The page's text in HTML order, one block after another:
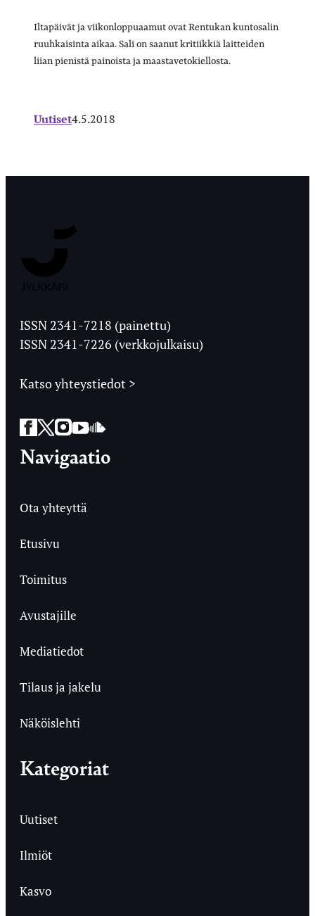
Iltapäivät ja viikonloppuaamut ovat Rentukan kuntosalin
ruuhkaisinta aikaa. Sali on saanut kritiikkiä laitteiden
liian pienistä painoista ja maastavetokiellosta.
Uutiset4.5.2018
Ylioppilaslehti
ISSN 2341-7218 (painettu)
ISSN 2341-7226 (verkkojulkaisu)
Katso yhteystiedot >
Facebook
Twitter
Instagram
YouTube
SoundCloud
Navigaatio
Ota yhteyttä
Etusivu
Toimitus
Avustajille
Mediatiedot
Tilaus ja jakelu
Näköislehti
Kategoriat
Uutiset
Ilmiöt
Kasvo